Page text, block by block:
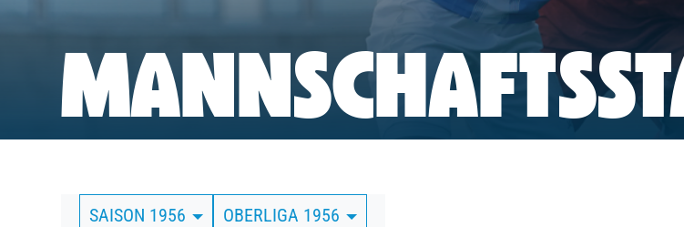
CLUBMITGLIEDSCHAFT
BUSINESS
SÜDKURVE
SAISON 1956 OBERLIGA 1956